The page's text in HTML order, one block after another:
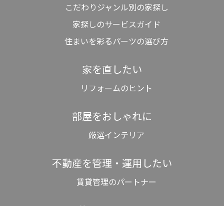
こだわりジャンル別の家探し
家探しのサービスガイド
住まいを彩るパーツの選び方
家を直したい
リフォームのヒント
部屋をおしゃれに
厳選インテリア
不動産を管理・運用したい
賃貸管理のパートナー